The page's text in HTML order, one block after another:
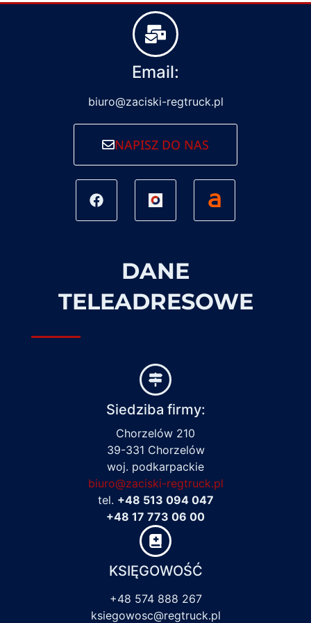
Email:
biuro@zaciski-regtruck.pl
NAPISZ DO NAS
DANE
TELEADRESOWE
Siedziba firmy:
Chorzelów 210
39-331 Chorzelów
woj. podkarpackie
biuro@zaciski-regtruck.pl
tel. +48 513 094 047
+48 17 773 06 00
KSIĘGOWOŚĆ
+48 574 888 267
ksiegowosc@regtruck.pl